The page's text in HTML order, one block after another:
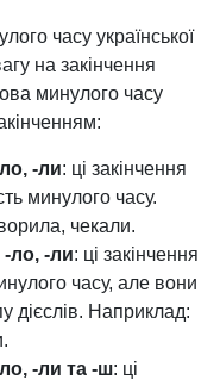
часу української
на закінчення
минулого часу
-ли: ці закінчення
минулого часу.
чекали.
-ло, -ли: ці закінчення
часу, але вони
дієслів. Наприклад:
-ли та -ш: ці